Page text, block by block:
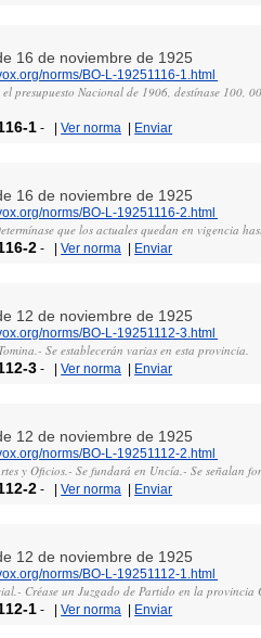
16 de noviembre de 1925
norms/BO-L-19251116-1.html
presupuesto Nacional de 1906, destínase 100,
1 - |Ver norma Enviar
16 de noviembre de 1925
norms/BO-L-19251116-2.html
que los actuales quedan en vigencia
2 - |Ver norma Enviar
12 de noviembre de 1925
norms/BO-L-19251112-3.html
Se establecerán varias en esta provincia.
3 - |Ver norma Enviar
12 de noviembre de 1925
norms/BO-L-19251112-2.html
y Oficios.- Se fundará en Uncía.- Se señalan
2 - |Ver norma Enviar
12 de noviembre de 1925
norms/BO-L-19251112-1.html
Créase un Juzgado de Partido en la provincia
1 - |Ver norma Enviar